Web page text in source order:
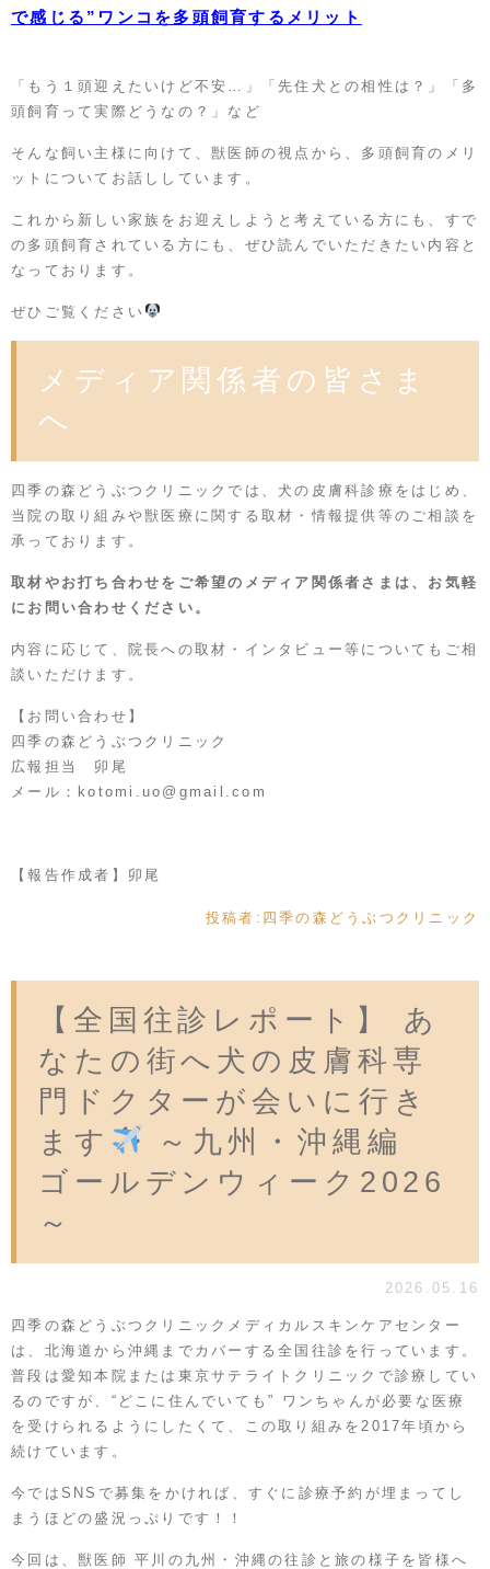
で感じる”ワンコを多頭飼育するメリット
「もう１頭迎えたいけど不安…」「先住犬との相性は？」「多
頭飼育って実際どうなの？」など
そんな飼い主様に向けて、獣医師の視点から、多頭飼育のメリ
ットについてお話ししています。
これから新しい家族をお迎えしようと考えている方にも、すで
の多頭飼育されている方にも、ぜひ読んでいただきたい内容と
なっております。
ぜひご覧ください
メディア関係者の皆さま
へ
四季の森どうぶつクリニックでは、犬の皮膚科診療をはじめ、
当院の取り組みや獣医療に関する取材・情報提供等のご相談を
承っております。
取材やお打ち合わせをご希望のメディア関係者さまは、お気軽
にお問い合わせください。
内容に応じて、院長への取材・インタビュー等についてもご相
談いただけます。
【お問い合わせ】
四季の森どうぶつクリニック
広報担当 卯尾
メール： kotomi.uo@gmail.com
【報告作成者】卯尾
投稿者: 四季の森どうぶつクリニック
【全国往診レポート】 あ
なたの街へ犬の皮膚科専
門ドクターが会いに行き
ます
～九州・沖縄編
ゴールデンウィーク2026
～
2026.05.16
四季の森どうぶつクリニックメディカルスキンケアセンター
は、北海道から沖縄までカバーする全国往診を行っています。
普段は愛知本院または東京サテライトクリニックで診療してい
るのですが、“どこに住んでいても” ワンちゃんが必要な医療
を受けられるようにしたくて、この取り組みを2017年頃から
続けています。
今ではSNSで募集をかければ、すぐに診療予約が埋まってし
まうほどの盛況っぷりです！！
今回は、獣医師 平川の九州・沖縄の往診と旅の様子を皆様へ